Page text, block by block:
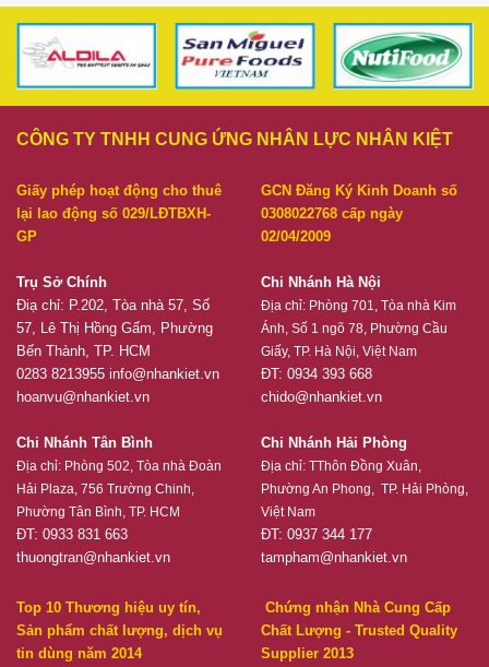
CÔNG TY TNHH CUNG ỨNG NHÂN LỰC NHÂN KIỆT
Giấy phép hoạt động cho thuê
lại lao động số 029/LĐTBXH-
GP
Trụ Sở Chính
Điạ chỉ: P.202, Tòa nhà 57, Số
57, Lê Thị Hồng Gấm, Phường
Bến Thành, TP. HCM
0283 8213955 info@nhankiet.vn
hoanvu@nhankiet.vn
Chi Nhánh Tân Bình
Địa chỉ: Phòng 502, Tòa nhà Đoàn
Hải Plaza, 756 Trường Chinh,
Phường Tân Bình, TP. HCM
ĐT: 0933 831 663
thuongtran@nhankiet.vn
GCN Đăng Ký Kinh Doanh số
0308022768 cấp ngày
02/04/2009
Chi Nhánh Hà Nội
Địa chỉ: Phòng 701, Tòa nhà Kim
Ánh, Số 1 ngõ 78, Phường Cầu
Giấy, TP. Hà Nội, Việt Nam
ĐT: 0934 393 668
chido@nhankiet.vn
Chi Nhánh Hải Phòng
Địa chỉ: TThôn Đồng Xuân,
Phường An Phong, TP. Hải Phòng,
Việt Nam
ĐT: 0937 344 177
tampham@nhankiet.vn
Top 10 Thương hiệu uy tín,
Sản phẩm chất lượng, dịch vụ
tin dùng năm 2014
Chứng nhận Nhà Cung Cấp
Chất Lượng - Trusted Quality
Supplier 2013